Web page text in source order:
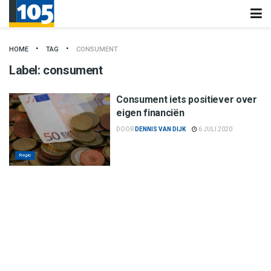
HOME TAG CONSUMENT
Label: consument
Regio
Consument iets positiever over
eigen financiën
DOOR DENNIS VAN DIJK 6 JULI 2020